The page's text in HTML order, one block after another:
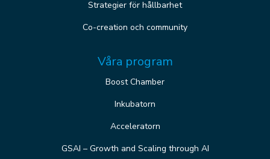
Strategier för hållbarhet
Co-creation och community
Våra program
Boost Chamber
Inkubatorn
Acceleratorn
GSAI – Growth and Scaling through AI